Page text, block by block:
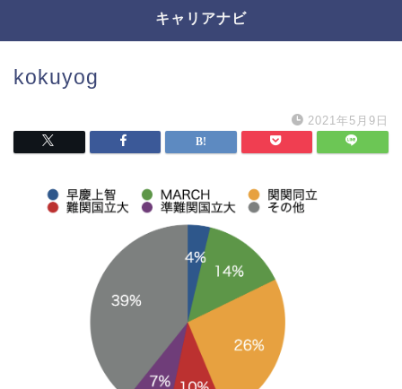
キャリアナビ
kokuyog
2021年5月9日